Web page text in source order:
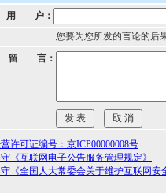
用 户：
您要为您所发的言论的后
留 言：
许可证编号：京ICP00000008号
《互联网电子公告服务管理规定》
《全国人大常委会关于维护互联网安